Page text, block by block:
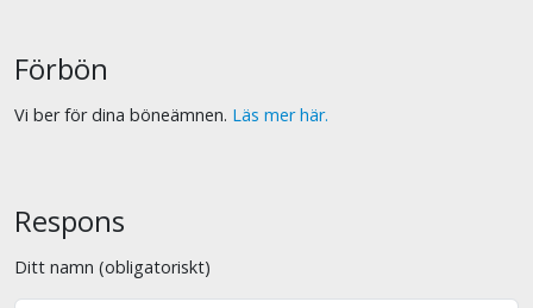
Förbön
Vi ber för dina böneämnen. Läs mer här.
Respons
Ditt namn (obligatoriskt)